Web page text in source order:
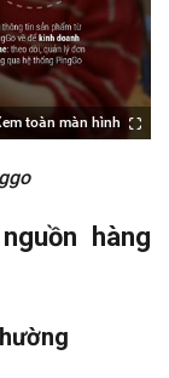
toàn màn hình
hàng